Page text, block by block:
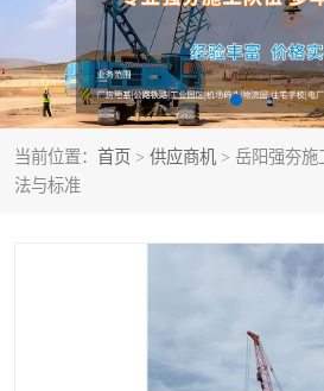
当前位置： 首页 > 供应商机 > 岳阳强夯施
法与标准
强夯施工工程 强
强夯队伍